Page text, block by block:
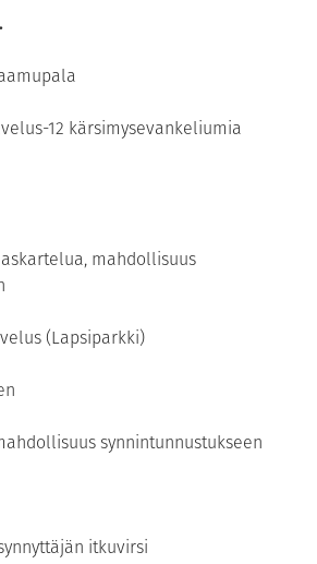
12 kärsimysevankeliumia
mahdollisuus
(Lapsiparkki)
synnintunnustukseen
itkuvirsi